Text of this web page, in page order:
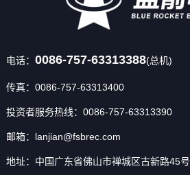
电话： 0086-757-63313388(总机)
传真：0086-757-63313400
投资者服务热线：0086-757-63313390
邮箱：lanjian@fsbrec.com
地址：中国广东省佛山市禅城区古新路45号